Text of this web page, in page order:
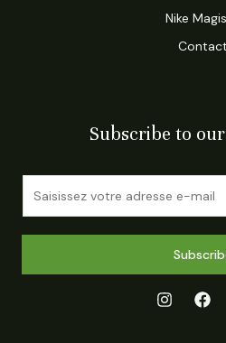
Nike
Contact
Subscribe to